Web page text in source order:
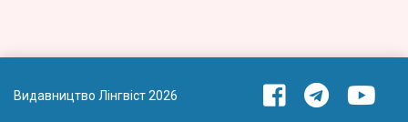
Видавництво Лінгвіст 2026